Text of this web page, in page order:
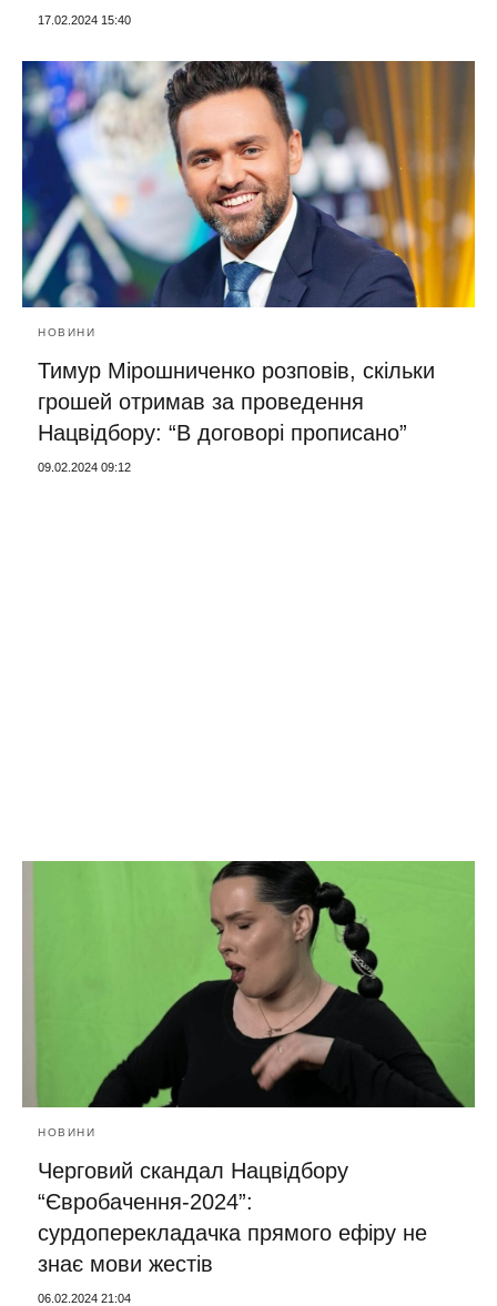
17.02.2024 15:40
НОВИНИ
Тимур Мірошниченко розповів, скільки
грошей отримав за проведення
Нацвідбору: “В договорі прописано”
09.02.2024 09:12
НОВИНИ
Черговий скандал Нацвідбору
“Євробачення-2024”:
сурдоперекладачка прямого ефіру не
знає мови жестів
06.02.2024 21:04